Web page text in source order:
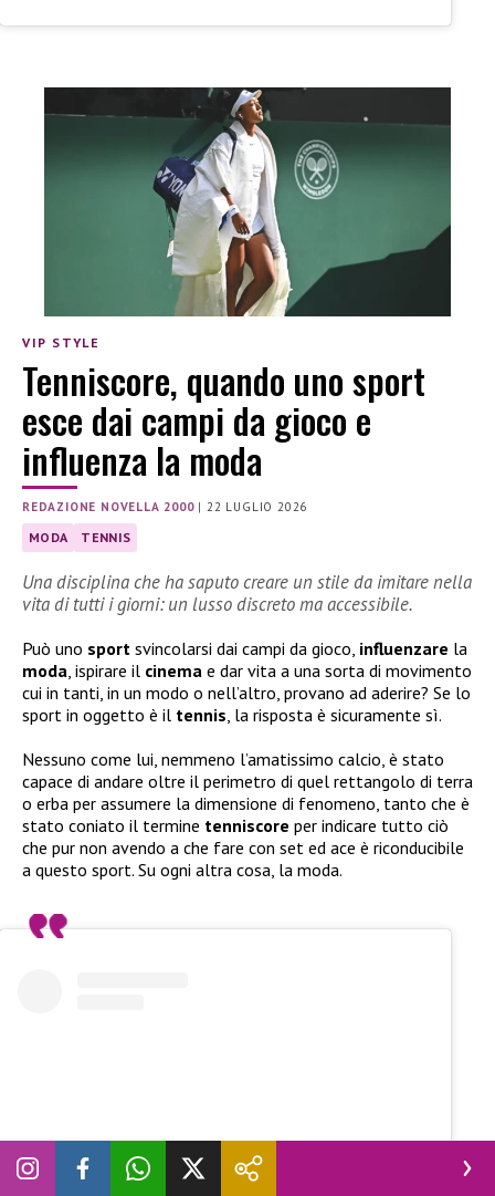
VIP STYLE
Tenniscore, quando uno sport
esce dai campi da gioco e
influenza la moda
REDAZIONE NOVELLA 2000|22 LUGLIO 2026
MODA TENNIS
Una disciplina che ha saputo creare un stile da imitare nella
vita di tutti i giorni: un lusso discreto ma accessibile.
Può uno sport svincolarsi dai campi da gioco, influenzare la
moda , ispirare il cinema e dar vita a una sorta di movimento
cui in tanti, in un modo o nell’altro, provano ad aderire? Se lo
sport in oggetto è il tennis , la risposta è sicuramente sì.
Nessuno come lui, nemmeno l’amatissimo calcio, è stato
capace di andare oltre il perimetro di quel rettangolo di terra
o erba per assumere la dimensione di fenomeno, tanto che è
stato coniato il termine tenniscore per indicare tutto ciò
che pur non avendo a che fare con set ed ace è riconducibile
a questo sport. Su ogni altra cosa, la moda.